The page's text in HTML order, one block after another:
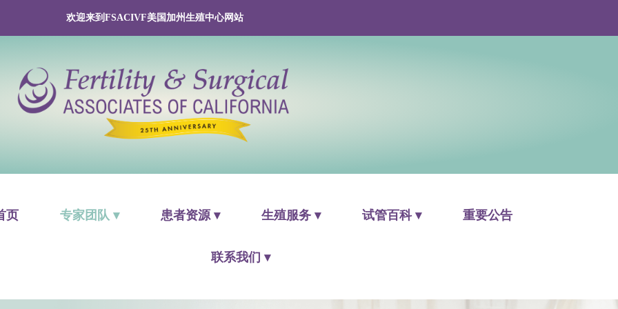
欢迎来到FSACIVF美国加州生殖中心网站
页 专家团队 ▾ 患者资源 ▾ 生殖服务 ▾ 试管百科 ▾ 重要公告
联系我们 ▾